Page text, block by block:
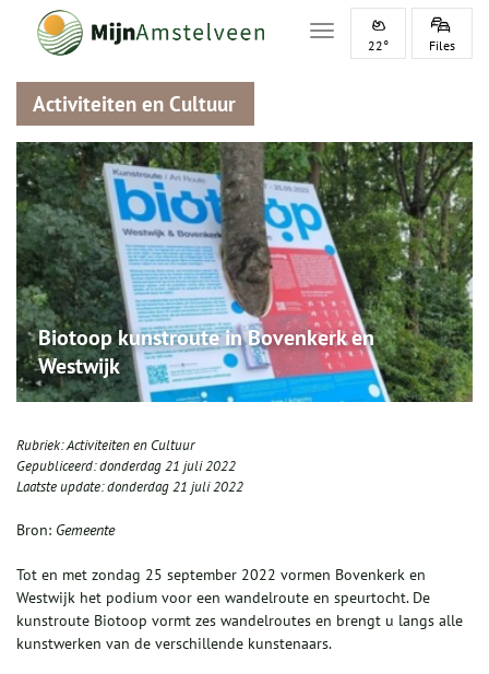
Toggle navigation
22° Files
Activiteiten en Cultuur
Biotoop kunstroute in Bovenkerk en
Westwijk
Rubriek:Activiteiten en Cultuur
Gepubliceerd:donderdag 21 juli 2022
Laatste update:donderdag 21 juli 2022
Bron: Gemeente
Tot en met zondag 25 september 2022 vormen Bovenkerk en
Westwijk het podium voor een wandelroute en speurtocht. De
kunstroute Biotoop vormt zes wandelroutes en brengt u langs alle
kunstwerken van de verschillende kunstenaars.